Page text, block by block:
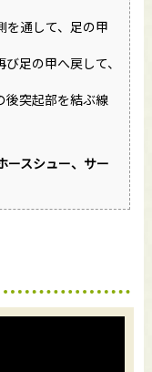
を通して、足の甲
足の甲へ戻して、
後突起部を結ぶ線
ースシュー、サー